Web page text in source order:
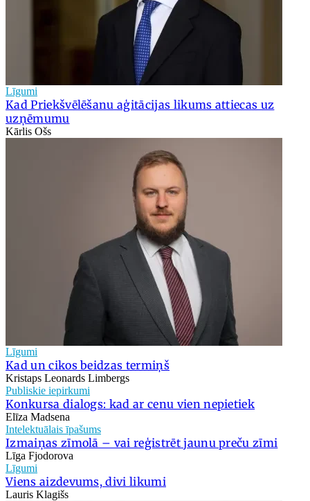
Līgumi
Kad Priekšvēlēšanu aģitācijas likums attiecas uz
uzņēmumu
Kārlis Ošs
Līgumi
Kad un cikos beidzas termiņš
Kristaps Leonards Limbergs
Publiskie iepirkumi
Konkursa dialogs: kad ar cenu vien nepietiek
Elīza Madsena
Intelektuālais īpašums
Izmaiņas zīmolā – vai reģistrēt jaunu preču zīmi
Līga Fjodorova
Līgumi
Viens aizdevums, divi likumi
Lauris Klagišs